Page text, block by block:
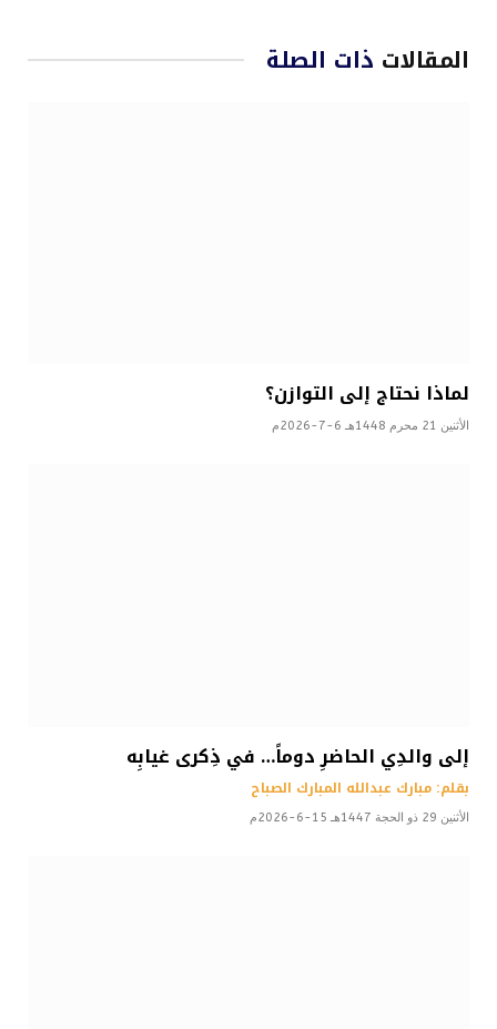
المقالات ذات الصلة
لماذا نحتاج إلى التوازن؟
الأثنين 21 محرم 1448هـ 6-7-2026م
إلى والدِي الحاضرِ دوماً… في ذِكرى غيابِه
بقلم: مبارك عبدالله المبارك الصباح
الأثنين 29 ذو الحجة 1447هـ 15-6-2026م